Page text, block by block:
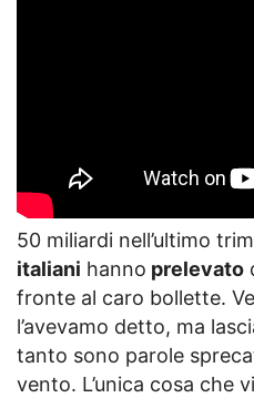
50 miliardi nell’ultimo
italiani hanno prelevato
fronte al caro bollette.
l’avevamo detto, ma
tanto sono parole
vento. L’unica cosa che